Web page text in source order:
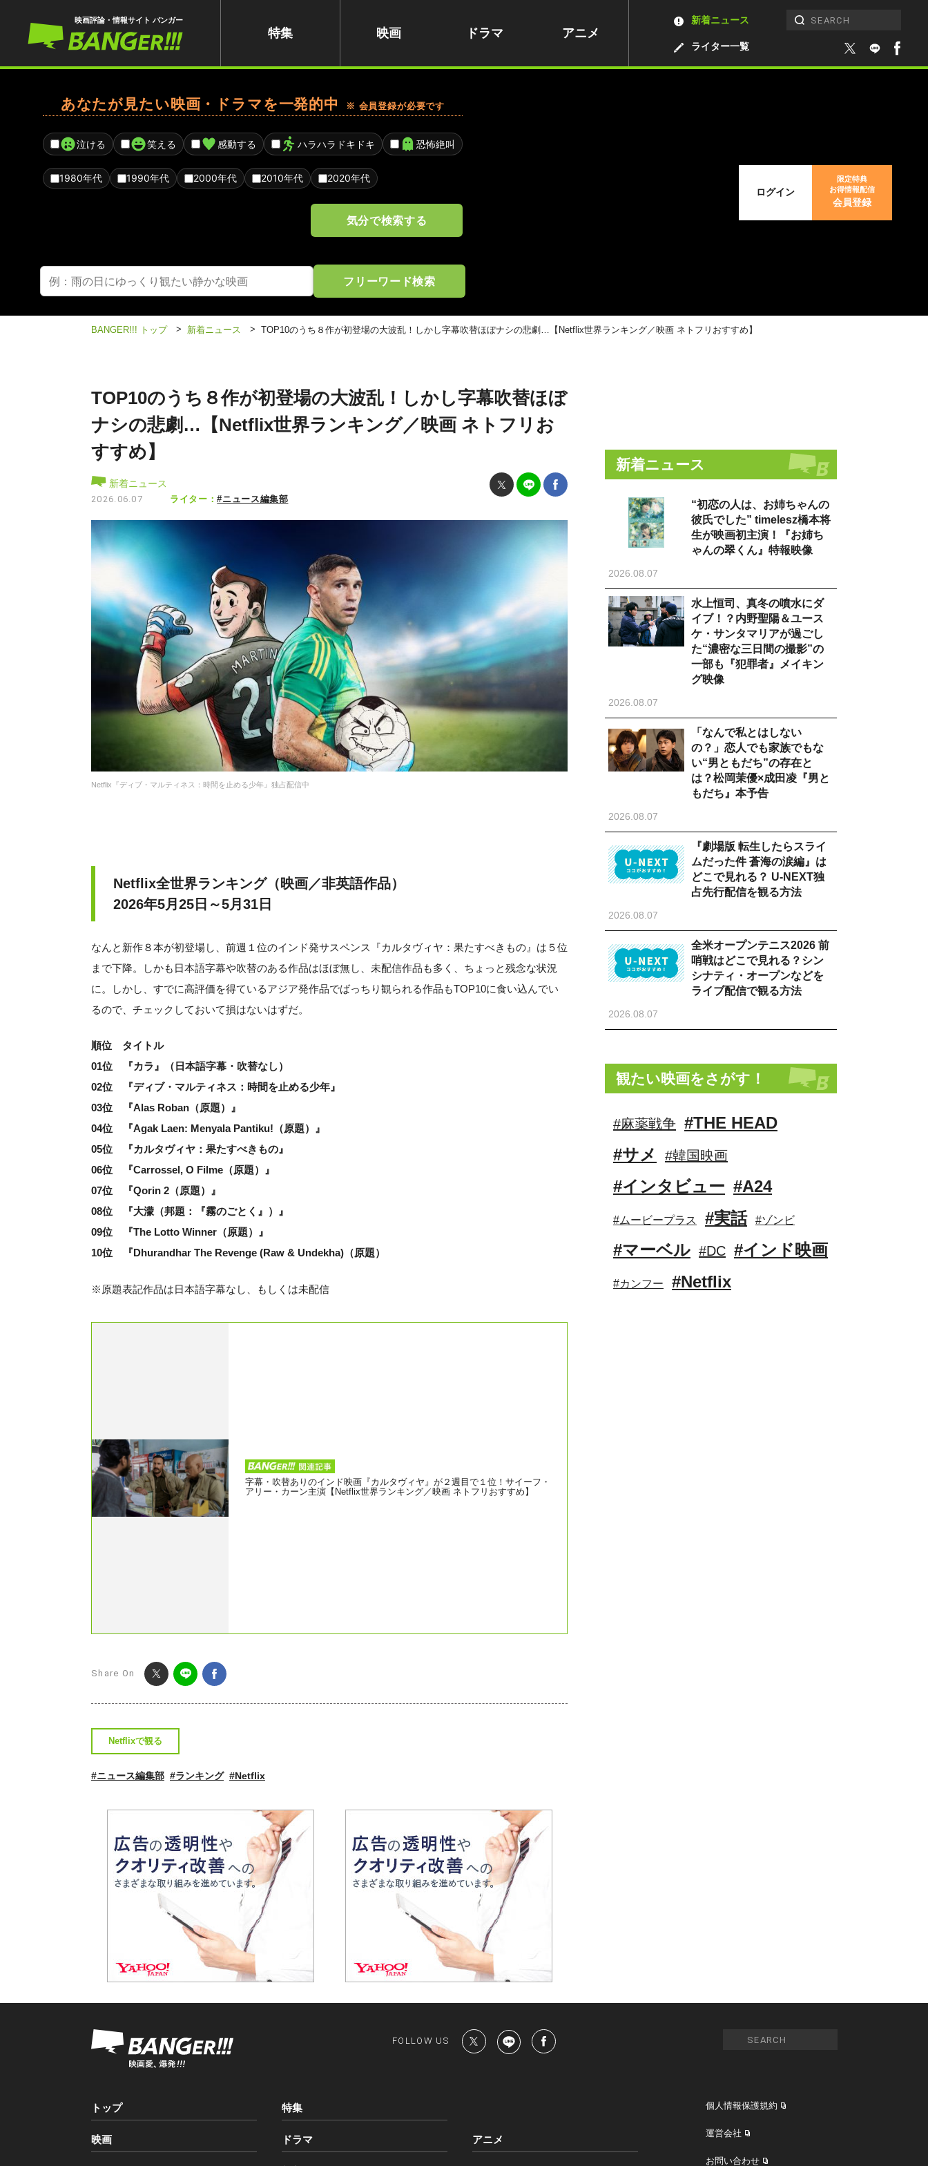
映画評論・情報サイト バンガー
特集 映画 ドラマ アニメ
ライター一覧
新着ニュース
あなたが見たい映画・ドラマを一発的中 ※ 会員登録が必要です
泣ける 笑える 感動する ハラハラドキドキ 恐怖絶叫
1980年代 1990年代 2000年代 2010年代 2020年代
気分で検索する
フリーワード検索
ログイン
限定特典
お得情報配信
会員登録
BANGER!!! トップ > 新着ニュース > TOP10のうち８作が初登場の大波乱！しかし字幕吹替ほぼナシの悲劇…【Netflix世界ランキング／映画 ネトフリおすすめ】
TOP10のうち８作が初登場の大波乱！しかし字幕吹替ほぼ
ナシの悲劇…【Netflix世界ランキング／映画 ネトフリお
すすめ】
新着ニュース
2026.06.07 ライター：#ニュース編集部
Netflix『ディブ・マルティネス：時間を止める少年 』独占配信中
Netflix全世界ランキング（映画／非英語作品）
2026年5月25日～5月31日
なんと新作８本が初登場し、前週１位のインド発サスペンス『カルタヴィヤ：果たすべきもの』は５位
まで下降。しかも日本語字幕や吹替のある作品はほぼ無し、未配信作品も多く、ちょっと残念な状況
に。しかし、すでに高評価を得ているアジア発作品でばっちり観られる作品もTOP10に食い込んでい
るので、チェックしておいて損はないはずだ。
順位 タイトル
01位 『カラ』（日本語字幕・吹替なし）
02位 『ディブ・マルティネス：時間を止める少年』
03位 『Alas Roban（原題）』
04位 『Agak Laen: Menyala Pantiku!（原題）』
05位 『カルタヴィヤ：果たすべきもの』
06位 『Carrossel, O Filme（原題）』
07位 『Qorin 2（原題）』
08位 『大濛（邦題：『霧のごとく』）』
09位 『The Lotto Winner（原題）』
10位 『Dhurandhar The Revenge (Raw & Undekha)（原題）
※原題表記作品は日本語字幕なし、もしくは未配信
字幕・吹替ありのインド映画『カルタヴィヤ』が２週目で１位！サイーフ・
アリー・カーン主演【Netflix世界ランキング／映画 ネトフリおすすめ】
Share On
Netflixで観る
#ニュース編集部 #ランキング #Netflix
新着ニュース
“初恋の人は、お姉ちゃんの
彼氏でした” timelesz橋本将
生が映画初主演！『お姉ち
ゃんの翠くん』特報映像
2026.08.07
水上恒司、真冬の噴水にダ
イブ！？内野聖陽＆ユース
ケ・サンタマリアが過ごし
た“濃密な三日間の撮影”の
一部も『犯罪者』メイキン
グ映像
2026.08.07
「なんで私とはしない
の？」恋人でも家族でもな
い“男ともだち”の存在と
は？松岡茉優×成田凌『男と
もだち』本予告
2026.08.07
『劇場版 転生したらスライ
ムだった件 蒼海の涙編』は
どこで見れる？ U-NEXT独
占先行配信を観る方法
2026.08.07
全米オープンテニス2026 前
哨戦はどこで見れる？シン
シナティ・オープンなどを
ライブ配信で観る方法
2026.08.07
観たい映画をさがす！
#麻薬戦争 #THE HEAD
#サメ
#韓国映画
#インタビュー #A24
#ムービープラス #実話 #ゾンビ
#マーベル #DC #インド映画
#カンフー #Netflix
FOLLOW US
トップ 特集
映画 ドラマ アニメ
個人情報保護規約
運営会社
お問い合わせ